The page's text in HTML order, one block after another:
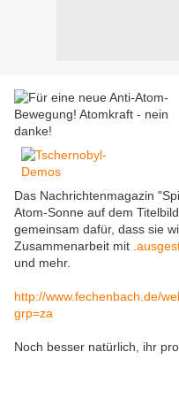
Das Nachrichtenmagazin
Atom-Sonne auf dem
gemeinsam dafür, dass sie
Zusammenarbeit mit
und mehr.
http://www.fechenbach.de/
grp=za
Noch besser natürlich, ihr